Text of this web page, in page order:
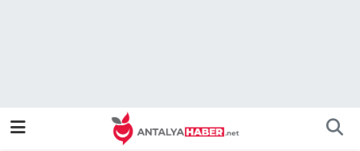
Namaz Vakitleri